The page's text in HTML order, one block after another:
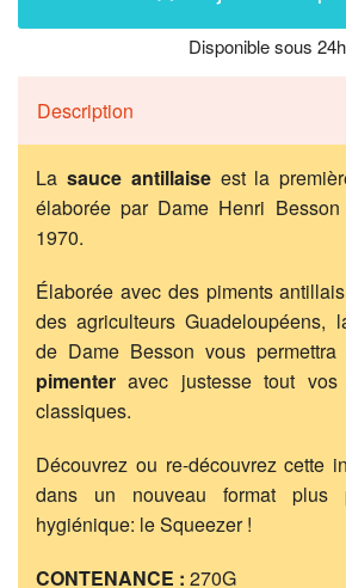
Disponible sous 24h
Description
La sauce antillaiseest la
élaborée par Dame Henri
1970.
Élaborée avec des piments
des agriculteurs Guadeloupéens,
de Dame Besson vous permettra
pimenteravec justesse tout
classiques.
Découvrez ou re-découvrez cette
dans un nouveau format plus
hygiénique: le Squeezer !
CONTENANCE : 270G